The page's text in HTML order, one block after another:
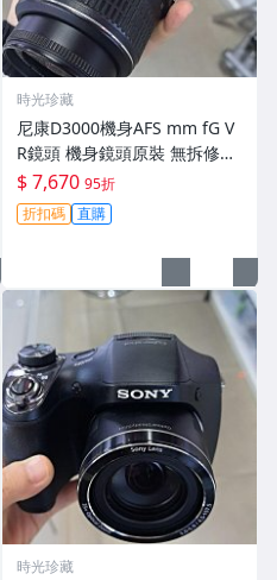
時光珍藏
尼康D3000機身AFS mm fG V
R鏡頭 機身鏡頭原裝 無拆修無
翻新 有輕微使用痕跡 鏡頭-34
30
$ 7,670 95折
折扣碼 直購
時光珍藏